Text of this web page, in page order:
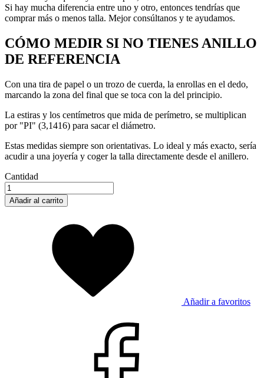
Si hay mucha diferencia entre uno y otro, entonces tendrías que
comprar más o menos talla. Mejor consúltanos y te ayudamos.
CÓMO MEDIR SI NO TIENES ANILLO
DE REFERENCIA
Con una tira de papel o un trozo de cuerda, la enrollas en el dedo,
marcando la zona del final que se toca con la del principio.
La estiras y los centímetros que mida de perímetro, se multiplican
por "PI" (3,1416) para sacar el diámetro.
Estas medidas siempre son orientativas. Lo ideal y más exacto, sería
acudir a una joyería y coger la talla directamente desde el anillero.
Cantidad
Añadir al carrito
Añadir a favoritos